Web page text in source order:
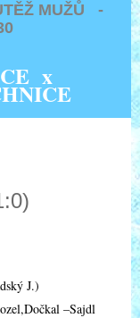
MUŽŮ -
x
J.)
–Sajdl